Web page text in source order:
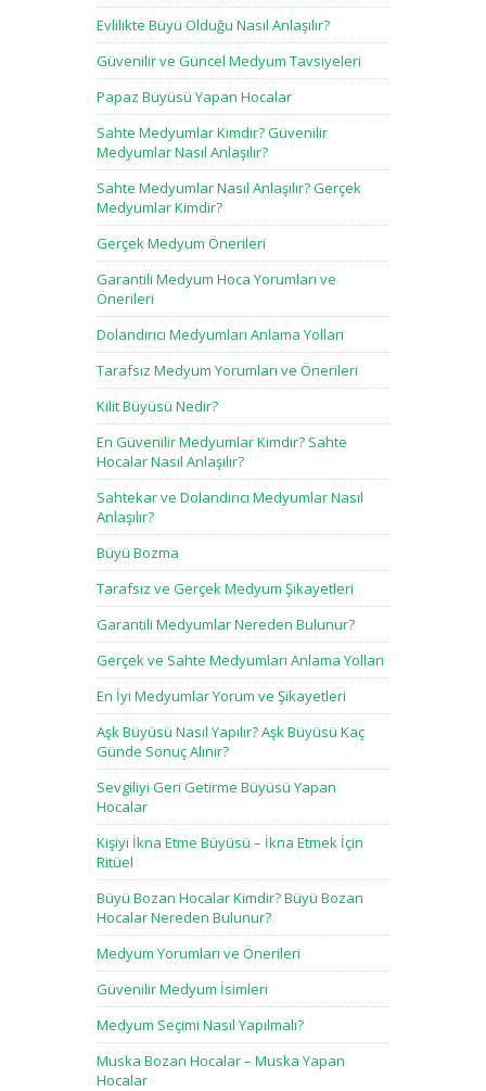
Evlilikte Büyü Olduğu Nasıl Anlaşılır?
Güvenilir ve Güncel Medyum Tavsiyeleri
Papaz Büyüsü Yapan Hocalar
Sahte Medyumlar Kimdir? Güvenilir
Medyumlar Nasıl Anlaşılır?
Sahte Medyumlar Nasıl Anlaşılır? Gerçek
Medyumlar Kimdir?
Gerçek Medyum Önerileri
Garantili Medyum Hoca Yorumları ve
Önerileri
Dolandırıcı Medyumları Anlama Yolları
Tarafsız Medyum Yorumları ve Önerileri
Kilit Büyüsü Nedir?
En Güvenilir Medyumlar Kimdir? Sahte
Hocalar Nasıl Anlaşılır?
Sahtekar ve Dolandırıcı Medyumlar Nasıl
Anlaşılır?
Büyü Bozma
Tarafsız ve Gerçek Medyum Şikayetleri
Garantili Medyumlar Nereden Bulunur?
Gerçek ve Sahte Medyumları Anlama Yolları
En İyi Medyumlar Yorum ve Şikayetleri
Aşk Büyüsü Nasıl Yapılır? Aşk Büyüsü Kaç
Günde Sonuç Alınır?
Sevgiliyi Geri Getirme Büyüsü Yapan
Hocalar
Kişiyi İkna Etme Büyüsü – İkna Etmek İçin
Ritüel
Büyü Bozan Hocalar Kimdir? Büyü Bozan
Hocalar Nereden Bulunur?
Medyum Yorumları ve Önerileri
Güvenilir Medyum İsimleri
Medyum Seçimi Nasıl Yapılmalı?
Muska Bozan Hocalar – Muska Yapan
Hocalar